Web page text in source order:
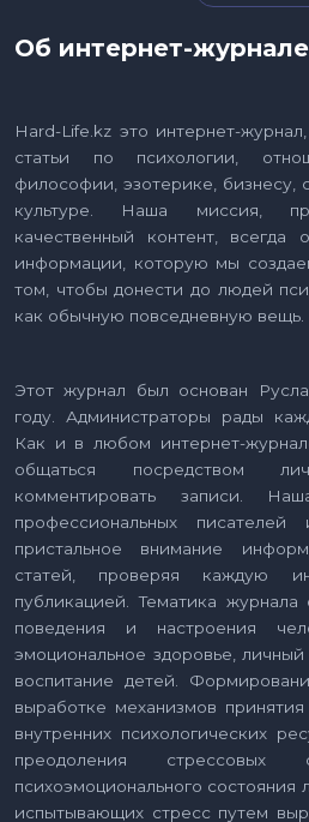
Об интернет-
Hard-Life.kz это интернет-
статьи по психологии,
философии, эзотерике, бизнесу,
культуре. Наша миссия,
качественный контент, всегда
информации, которую мы
том, чтобы донести до людей
как обычную повседневную вещь.
Этот журнал был основан
году. Администраторы рады
Как и в любом интернет-
общаться посредством
комментировать записи.
профессиональных
пристальное внимание
статей, проверяя каждую
публикацией. Тематика журнала
поведения и настроения
эмоциональное здоровье,
воспитание детей.
выработке механизмов
внутренних психологических
преодоления стрессовых
психоэмоционального состояния
испытывающих стресс путем